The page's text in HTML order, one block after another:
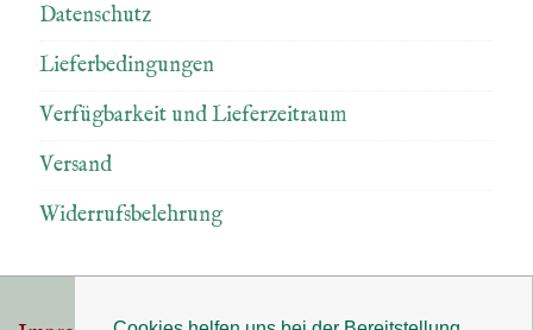
Datenschutz
Lieferbedingungen
Verfügbarkeit und Lieferzeitraum
Versand
Widerrufsbelehrung